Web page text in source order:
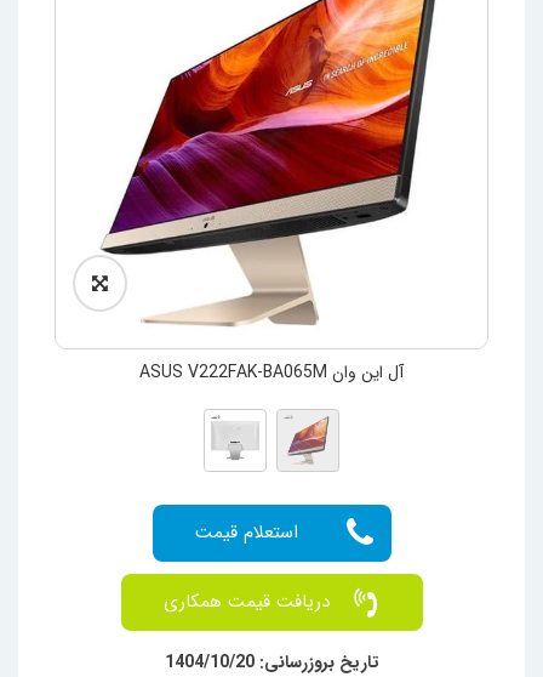
آل این وان ASUS V222FAK-BA065M
تاریخ بروزرسانی: 1404/10/20
دریافت قیمت همکاری